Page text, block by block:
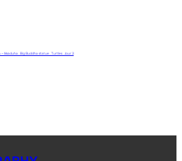
– Ikkaduha . Big Buddha statue . Turtles . Jour 3